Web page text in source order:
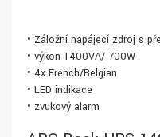
• Záložní napájecí zdroj s
• výkon 1400VA/ 700W
• 4x French/Belgian
• LED indikace
• zvukový alarm